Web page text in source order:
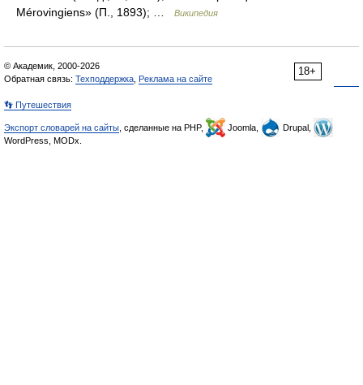
Mérovingiens» (П., 1893); …
Википедия
18+
© Академик, 2000-2026
Обратная связь: Техподдержка Реклама на сайте
👣 Путешествия
Экспорт словарей на сайты , сделанные на PHP, Joomla,
Drupal,
WordPress, MODx.